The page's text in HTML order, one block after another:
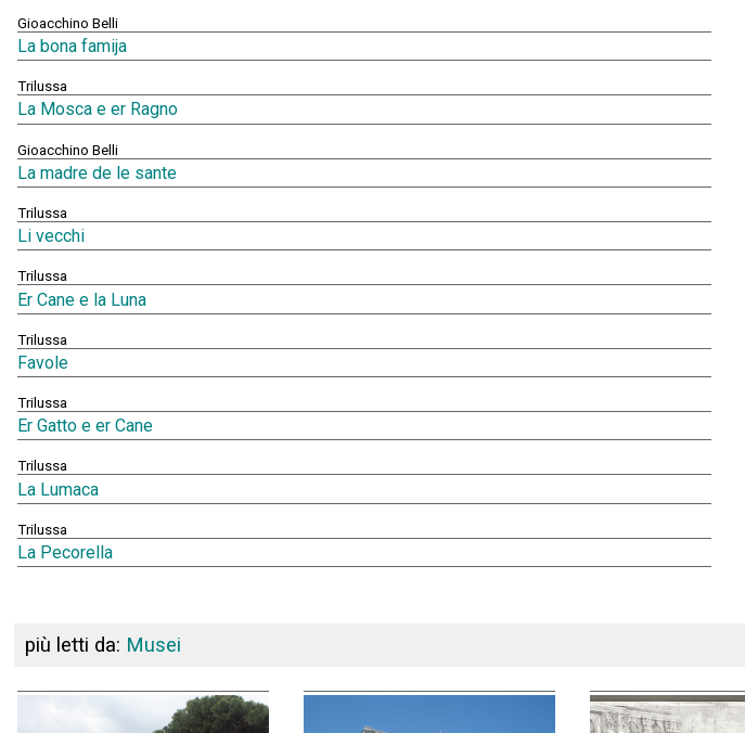
Gioacchino Belli
La bona famija
Trilussa
La Mosca e er Ragno
Gioacchino Belli
La madre de le sante
Trilussa
Li vecchi
Trilussa
Er Cane e la Luna
Trilussa
Favole
Trilussa
Er Gatto e er Cane
Trilussa
La Lumaca
Trilussa
La Pecorella
più letti da: Musei